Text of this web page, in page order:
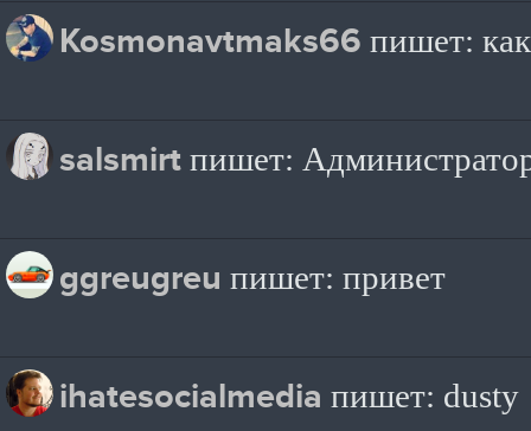
Kosmonavtmaks66 пишет:
salsmirt пишет:
ggreugreu пишет: привет
ihatesocialmedia пишет: dusty